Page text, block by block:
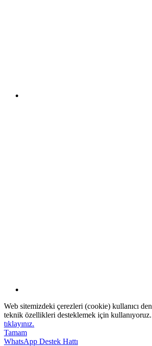
Web sitemizdeki çerezleri (cookie) kullanıcı
teknik özellikleri desteklemek için
tıklayınız.
Tamam
WhatsApp Destek Hattı